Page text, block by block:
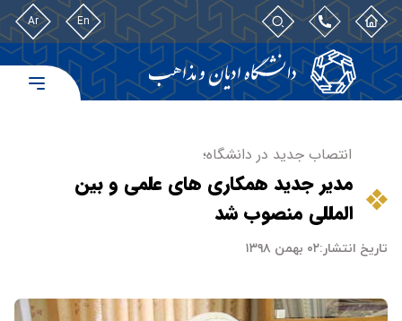
En
Ar
انتصاب جدید در دانشگاه؛
مدیر جدید همکاری های علمی و بین
المللی منصوب شد
تاریخ انتشار:۰۲ بهمن ۱۳۹۸